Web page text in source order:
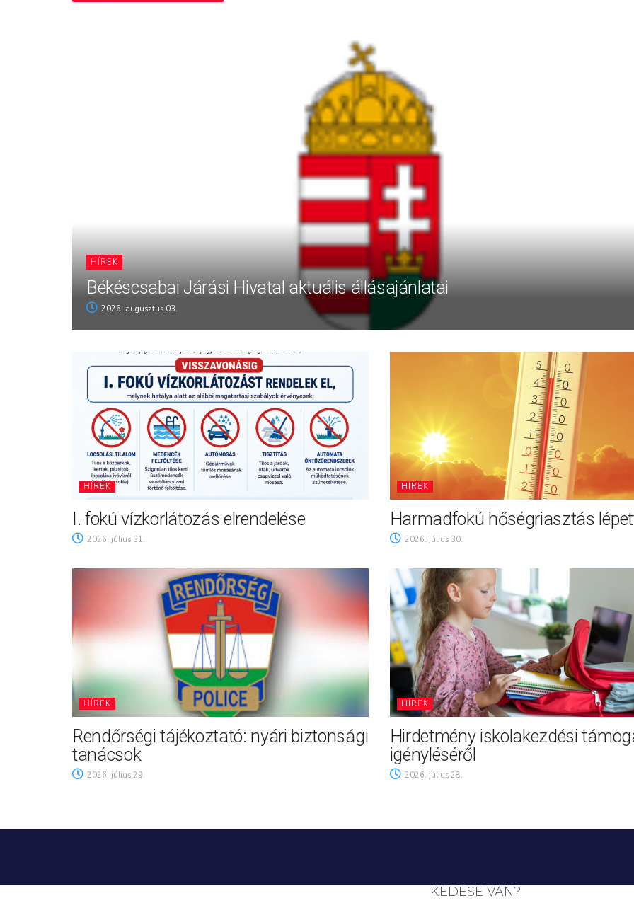
HÍREK
Békéscsabai Járási Hivatal aktuális állásajánlatai
2026. augusztus 03.
HÍREK
I. fokú vízkorlátozás elrendelése
2026. július 31.
HÍREK
Harmadfokú hőségriasztás
2026. július 30.
HÍREK
Rendőrségi tájékoztató: nyári biztonsági
tanácsok
2026. július 29.
HÍREK
Hirdetmény iskolakezdési
igényléséről
2026. július 28.
KÉDÉSE VAN?